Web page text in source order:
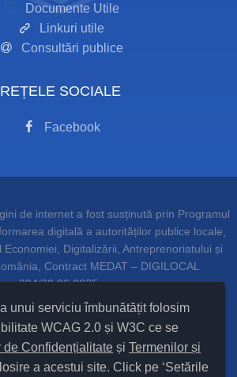
unui serviciu îmbunătățit folosim
WCAG 2.0 și W3C ce se
de Confidențialitate și Termenilor și
a acestui site. Click pe ‘Setările
Documente Utile
Linkuri utile
Consultări publice
REȚELE SOCIALE
Facebook
de internet a fost susținută prin Programul
digitală a autorităților publice locale,
Digitalizării, Antreprenoriatului și
Contract MEDAT – DIGILOCAL
204/20.06.2025.
Cookies și Accesibilitate